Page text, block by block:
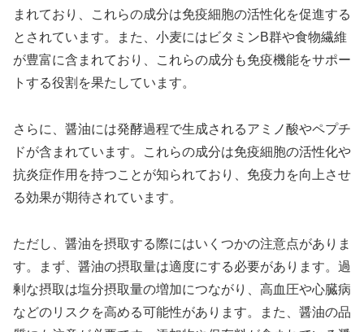
まれており、これらの成分は免疫細胞の活性化を促進する
とされています。また、小麦にはビタミンB群や食物繊維
が豊富に含まれており、これらの成分も免疫機能をサポー
トする役割を果たしています。
さらに、醤油には発酵過程で生成されるアミノ酸やペプチ
ドが含まれています。これらの成分は免疫細胞の活性化や
抗炎症作用を持つことが知られており、免疫力を向上させ
る効果が期待されています。
ただし、醤油を摂取する際にはいくつかの注意点がありま
す。まず、醤油の摂取量は適度にする必要があります。過
剰な摂取は塩分摂取量の増加につながり、高血圧や心臓病
などのリスクを高める可能性があります。また、醤油の品